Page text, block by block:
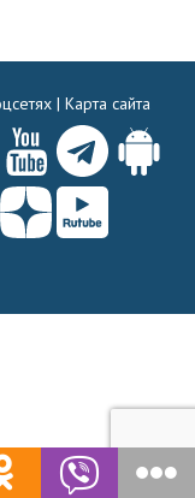
| Карта сайта